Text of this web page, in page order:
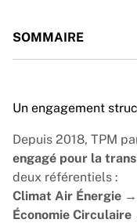
SOMMAIRE
Un engagement
Depuis 2018, TPM
engagé pour la
deux référentiels :
Climat Air Énergie →
Économie Circulaire